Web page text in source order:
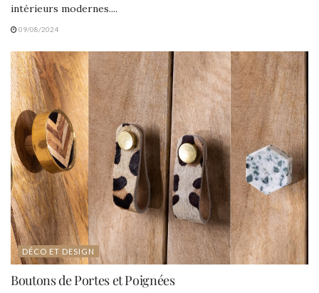
intérieurs modernes....
09/08/2024
DÉCO ET DESIGN
Boutons de Portes et Poignées